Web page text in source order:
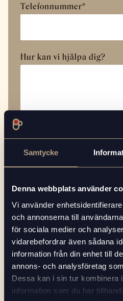
Samtycke
Denna webbplats använder
Vi använder
och annonserna till
för sociala medier och
vidarebefordrar även sådana
information från din enhet till
annons- och analysföretag
Dessa kan i sin tur kombinera
information som du har
Telefonnummer*
Hur kan vi hjälpa dig?
Välj ditt närmsta Beans
I samband med att du
godkänner du att vi får
personuppgifter enligt
Integritetspolicy.*